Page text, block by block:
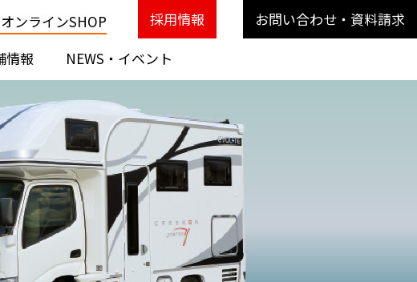
お問い合わせ・資料請求
情報 NEWS・イベント
ンラインSHOP 採用情報